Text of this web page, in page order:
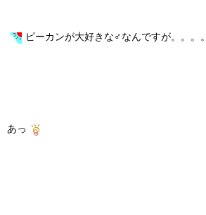
ピーカンが大好きな♂なんですが。。。。
あっ